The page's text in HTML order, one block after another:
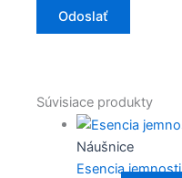
Súvisiace produkty
Náušnice
Esencia jemnosti